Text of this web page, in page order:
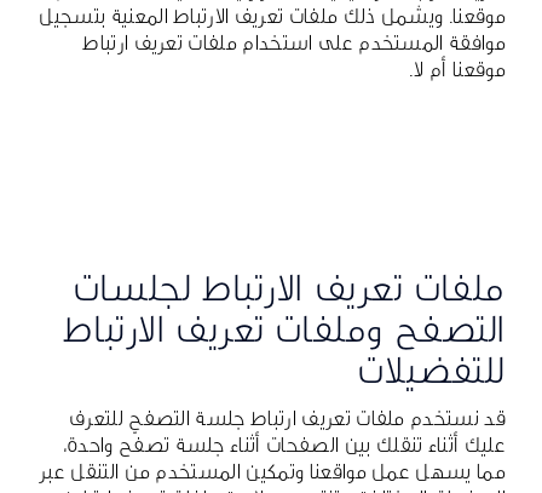
موقعنا. ويشمل ذلك ملفات تعريف الارتباط المعنية بتسجيل
موافقة المستخدم على استخدام ملفات تعريف ارتباط
موقعنا أم لا.
ملفات تعريف الارتباط لجلسات
التصفح وملفات تعريف الارتباط
للتفضيلات
قد نستخدم ملفات تعريف ارتباط جلسة التصفح للتعرف
عليك أثناء تنقلك بين الصفحات أثناء جلسة تصفّح واحدة،
مما يسهل عمل مواقعنا وتمكين المستخدم من التنقل عبر